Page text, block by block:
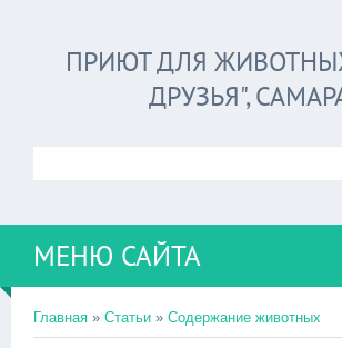
ПРИЮТ ДЛЯ
ДРУЗЬЯ",
МЕНЮ САЙТА
Главная » Статьи » Содержание животных